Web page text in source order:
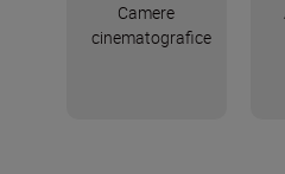
Camere
cinematografice